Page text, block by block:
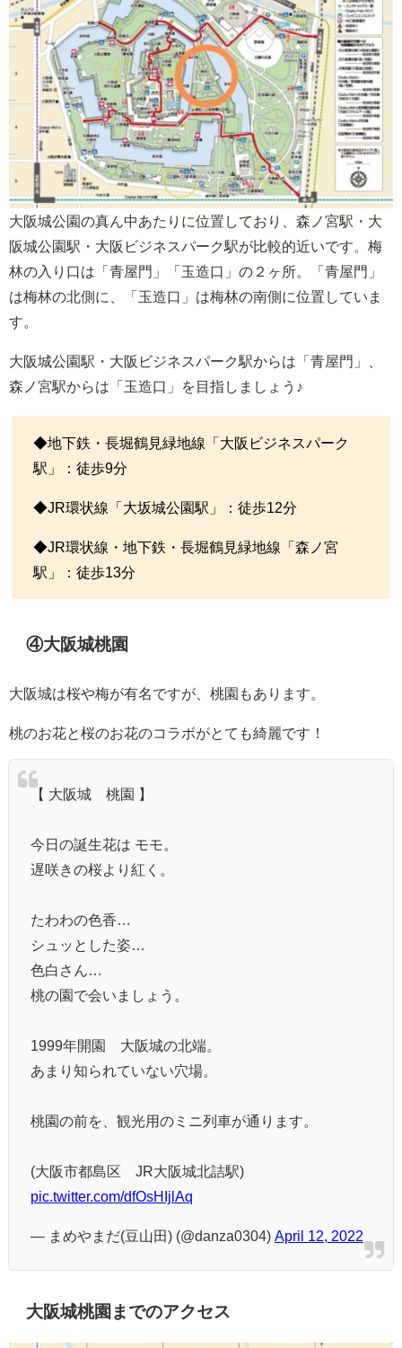
大阪城公園の真ん中あたりに位置しており、森ノ宮駅・大
阪城公園駅・大阪ビジネスパーク駅が比較的近いです。梅
林の入り口は「青屋門」「玉造口」の２ヶ所。「青屋門」
は梅林の北側に、「玉造口」は梅林の南側に位置していま
す。
大阪城公園駅・大阪ビジネスパーク駅からは「青屋門」、
森ノ宮駅からは「玉造口」を目指しましょう♪
◆地下鉄・長堀鶴見緑地線「大阪ビジネスパーク
駅」：徒歩9分
◆JR環状線「大坂城公園駅」：徒歩12分
◆JR環状線・地下鉄・長堀鶴見緑地線「森ノ宮
駅」：徒歩13分
④大阪城桃園
大阪城は桜や梅が有名ですが、桃園もあります。
桃のお花と桜のお花のコラボがとても綺麗です！
【 大阪城 桃園 】
今日の誕生花は モモ。
遅咲きの桜より紅く。
たわわの色香…
シュッとした姿…
色白さん…
桃の園で会いましょう。
1999年開園 大阪城の北端。
あまり知られていない穴場。
桃園の前を、観光用のミニ列車が通ります。
(大阪市都島区 JR大阪城北詰駅)
pic.twitter.com/dfOsHIjlAq
— まめやまだ(豆山田) (@danza0304) April 12, 2022
大阪城桃園までのアクセス